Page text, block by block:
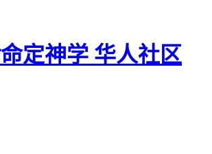
命定神学 华人社区